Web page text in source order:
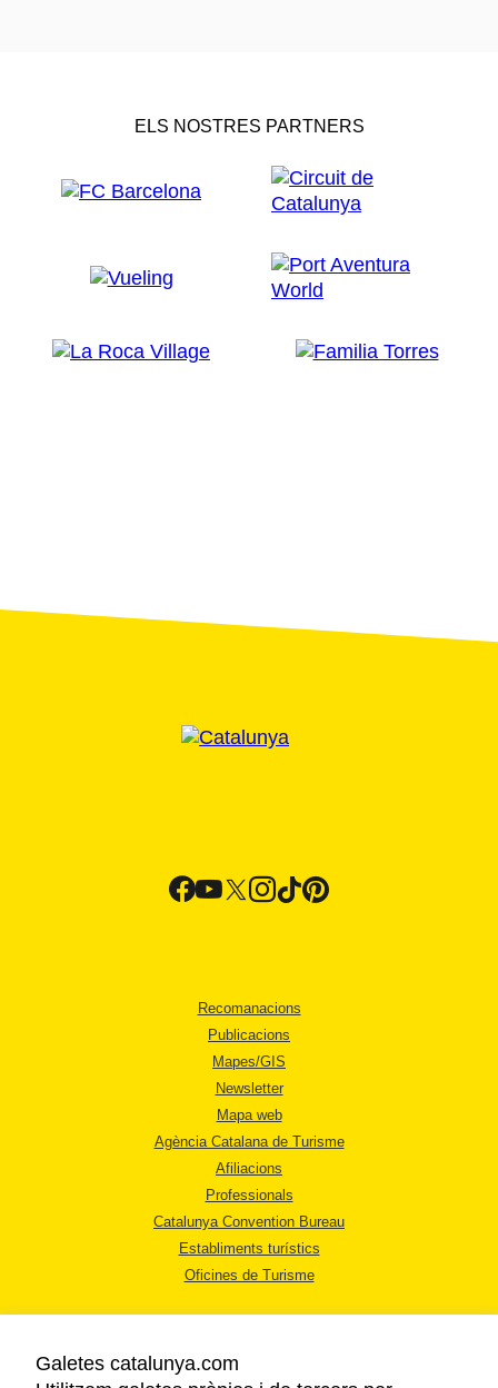
ELS NOSTRES PARTNERS
Recomanacions
Publicacions
Mapes/GIS
Newsletter
Mapa web
Agència Catalana de Turisme
Afiliacions
Professionals
Catalunya Convention Bureau
Establiments turístics
Oficines de Turisme
Galetes catalunya.com